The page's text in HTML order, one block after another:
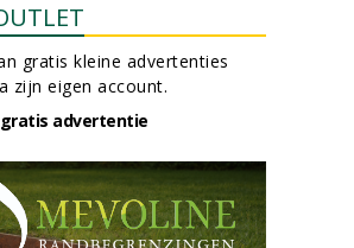
gratis kleine advertenties
zijn eigen account.
advertentie